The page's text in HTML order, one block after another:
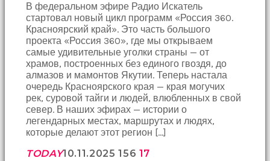
В федеральном эфире Радио Искатель
стартовал новый цикл программ «Россия 360.
Красноярский край». Это часть большого
проекта «Россия 360», где мы открываем
самые удивительные уголки страны — от
храмов, построенных без единого гвоздя, до
алмазов и мамонтов Якутии. Теперь настала
очередь Красноярского края — края могучих
рек, суровой тайги и людей, влюбленных в свой
север. В наших эфирах — истории о
легендарных местах, маршрутах и людях,
которые делают этот регион […]
TODAY10.11.2025 156 17